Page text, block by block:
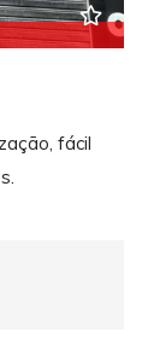
fácil